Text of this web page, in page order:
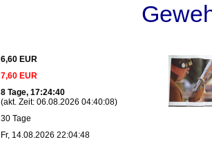
6,60 EUR
7,60 EUR
8 Tage, 17:24:40
(akt. Zeit: 06.08.2026 04:40:08)
30 Tage
Fr, 14.08.2026 22:04:48